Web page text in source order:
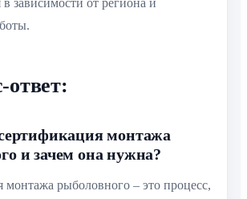
в зависимости от региона и
ответ:
монтажа
и зачем она нужна?
монтажа рыболовного – это процесс,